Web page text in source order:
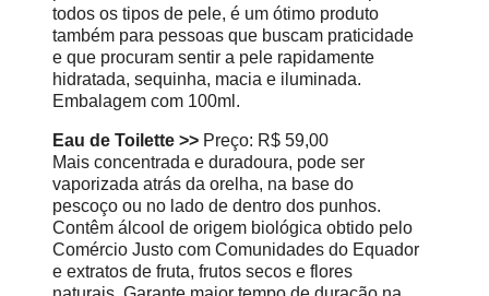
todos os tipos de pele, é um ótimo produto
também para pessoas que buscam praticidade
e que procuram sentir a pele rapidamente
hidratada, sequinha, macia e iluminada.
Embalagem com 100ml.
Eau de Toilette >>Preço: R$ 59,00
Mais concentrada e duradoura, pode ser
vaporizada atrás da orelha, na base do
pescoço ou no lado de dentro dos punhos.
Contêm álcool de origem biológica obtido pelo
Comércio Justo com Comunidades do Equador
e extratos de fruta, frutos secos e flores